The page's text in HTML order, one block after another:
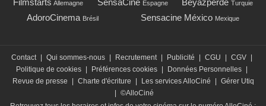
Allemagne Espagne Turquie
AdoroCinema Brésil Sensacine México Mexique
Contact | Qui sommes-nous | Recrutement | Publicité | CGU | CGV |
Politique de cookies | Préférences cookies | Données Personnelles |
Revue de presse
| Charte d'écriture | Les services AlloCiné | Gérer Utiq
| ©AlloCiné